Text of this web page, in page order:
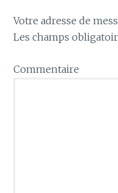
Votre adresse de
Les champs
Commentaire